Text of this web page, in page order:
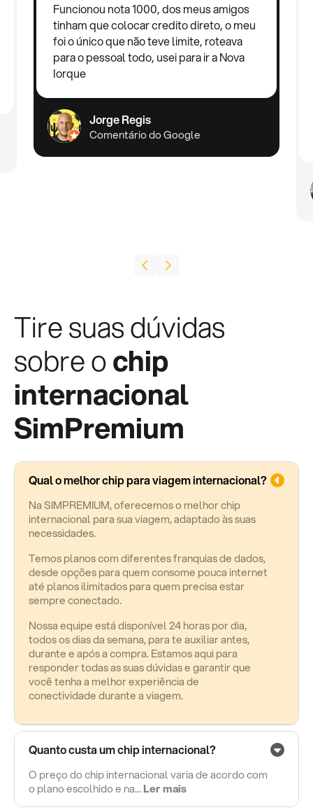
Funcionou nota 1000, dos meus amigos
tinham que colocar credito direto, o meu
foi o único que não teve limite, roteava
para o pessoal todo, usei para ir a Nova
Iorque
Jorge Regis
Comentário do Google
Tire suas dúvidas
sobre ochip
internacional
SimPremium
Qual o melhor chip para viagem internacional?
Na SIMPREMIUM, oferecemos o melhor chip
internacional para sua viagem, adaptado às suas
necessidades.
Temos planos com diferentes franquias de dados,
desde opções para quem consome pouca internet
até planos ilimitados para quem precisa estar
sempre conectado.
Nossa equipe está disponível 24 horas por dia,
todos os dias da semana, para te auxiliar antes,
durante e após a compra. Estamos aqui para
responder todas as suas dúvidas e garantir que
você tenha a melhor experiência de
conectividade durante a viagem.
Quanto custa um chip internacional?
O preço do chip internacional varia de acordo com
o plano escolhido e na...Ler mais